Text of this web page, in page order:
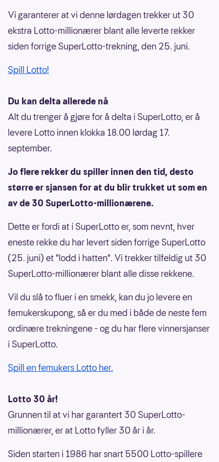
Vi garanterer at vi denne lørdagen trekker ut 30
ekstra Lotto-millionærer blant alle leverte rekker
siden forrige SuperLotto-trekning, den 25. juni.
Spill Lotto!
Du kan delta allerede nå
Alt du trenger å gjøre for å delta i SuperLotto, er å
levere Lotto innen klokka 18.00 lørdag 17.
september.
Jo flere rekker du spiller innen den tid, desto
større er sjansen for at du blir trukket ut som en
av de 30 SuperLotto-millionærene.
Dette er fordi at i SuperLotto er, som nevnt, hver
eneste rekke du har levert siden forrige SuperLotto
(25. juni) et "lodd i hatten". Vi trekker tilfeldig ut 30
SuperLotto-millionærer blant alle disse rekkene.
Vil du slå to fluer i en smekk, kan du jo levere en
femukerskupong, så er du med i både de neste fem
ordinære trekningene - og du har flere vinnersjanser
i SuperLotto.
Spill en femukers Lotto her.
Lotto 30 år!
Grunnen til at vi har garantert 30 SuperLotto-
millionærer, er at Lotto fyller 30 år i år.
Siden starten i 1986 har snart 5500 Lotto-spillere